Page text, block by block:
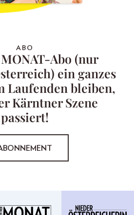
ABO
Abo (nur
ein ganzes
Laufenden bleiben,
Kärntner Szene
passiert!